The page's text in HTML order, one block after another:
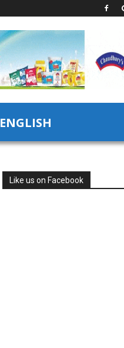
ENGLISH
Like us on Facebook